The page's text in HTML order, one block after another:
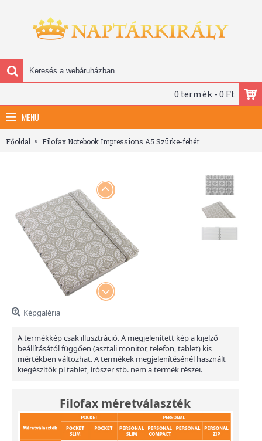
0 termék - 0 Ft
MENÜ
Főoldal Filofax Notebook Impressions A5 Szürke-fehér
Képgaléria
A termékkép csak illusztráció. A megjelenített kép a kijelző
beállításától függően (asztali monitor, telefon, tablet) kis
mértékben változhat. A termékek megjelenítésénél használt
kiegészítők pl tablet, írószer stb. nem a termék részei.
Filofax méretválaszték